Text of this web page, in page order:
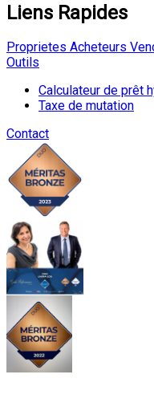
Liens Rapides
Proprietes Acheteurs
Outils
Calculateur de prêt
Taxe de mutation
Contact